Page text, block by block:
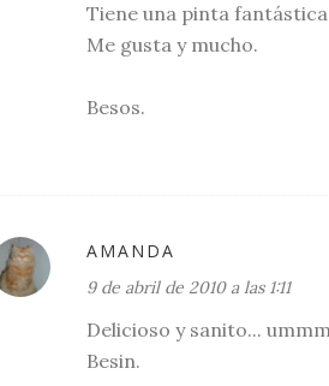
Tiene una pinta
Me gusta y mucho.
Besos.
AMANDA
9 de abril de 2010 a las 1:11
Delicioso y sanito...
Besin.